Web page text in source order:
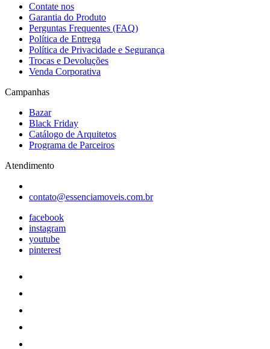
Contate nos
Garantia do Produto
Perguntas Frequentes (FAQ)
Política de Entrega
Política de Privacidade e Segurança
Trocas e Devoluções
Venda Corporativa
Campanhas
Bazar
Black Friday
Catálogo de Arquitetos
Programa de Parceiros
Atendimento
contato@essenciamoveis.com.br
facebook
instagram
youtube
pinterest